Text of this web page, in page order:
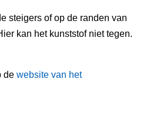
steigers of op de randen van
kan het kunststof niet tegen.
de website van het